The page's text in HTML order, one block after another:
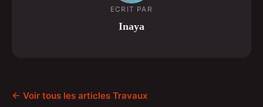
ECRIT PAR
Inaya
← Voir tous les articles Travaux